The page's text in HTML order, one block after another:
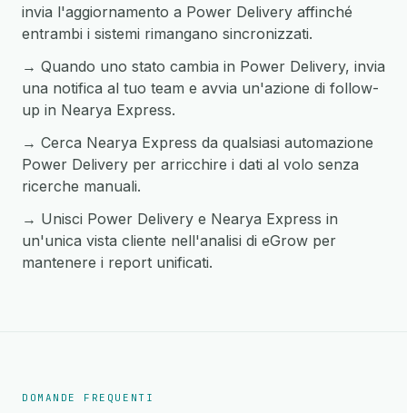
invia l'aggiornamento a Power Delivery affinché
entrambi i sistemi rimangano sincronizzati.
→ Quando uno stato cambia in Power Delivery, invia
una notifica al tuo team e avvia un'azione di follow-
up in Nearya Express.
→ Cerca Nearya Express da qualsiasi automazione
Power Delivery per arricchire i dati al volo senza
ricerche manuali.
→ Unisci Power Delivery e Nearya Express in
un'unica vista cliente nell'analisi di eGrow per
mantenere i report unificati.
DOMANDE FREQUENTI